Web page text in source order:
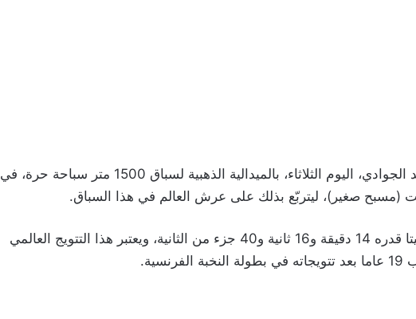
تُوّج السباح التونسي أحمد الجوادي، اليوم الثلاثاء، بالميدالية الذهبية لسباق 1500 متر سباحة حرة، في
(مسبح صغير)، ليتربّع بذلك على عرش العالم في هذا السباق.
وحقّق أحمد الجوادي توقيتا قدره 14 دقيقة و16 ثانية و40 جزء من الثانية، ويعتبر هذا التتويج العالمي